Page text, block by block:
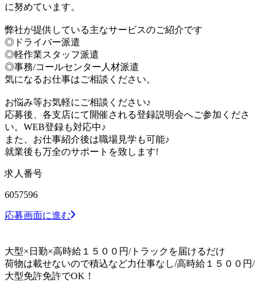
に努めています。
弊社が提供している主なサービスのご紹介です
◎ドライバー派遣
◎軽作業スタッフ派遣
◎事務/コールセンター人材派遣
気になるお仕事はご相談ください。
お悩み等お気軽にご相談ください♪
応募後、各支店にて開催される登録説明会へご参加くださ
い。WEB登録も対応中♪
また、お仕事紹介後は職場見学も可能♪
就業後も万全のサポートを致します!
求人番号
6057596
応募画面に進む
大型×日勤×高時給１５００円/トラックを届けるだけ
荷物は載せないので積込など力仕事なし/高時給１５００円/
大型免許免許でOK！